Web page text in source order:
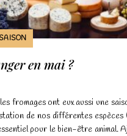
en mai ?
fromages ont eux aussi une
de nos différentes espèces
pour le bien-être animal.